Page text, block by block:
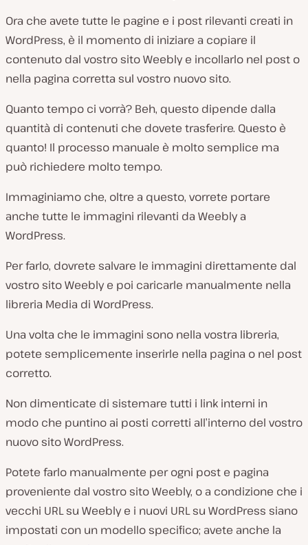
Ora che avete tutte le pagine e i post rilevanti creati in
WordPress, è il momento di iniziare a copiare il
contenuto dal vostro sito Weebly e incollarlo nel post o
nella pagina corretta sul vostro nuovo sito.
Quanto tempo ci vorrà? Beh, questo dipende dalla
quantità di contenuti che dovete trasferire. Questo è
quanto! Il processo manuale è molto semplice ma
può richiedere molto tempo.
Immaginiamo che, oltre a questo, vorrete portare
anche tutte le immagini rilevanti da Weebly a
WordPress.
Per farlo, dovrete salvare le immagini direttamente dal
vostro sito Weebly e poi caricarle manualmente nella
libreria Media di WordPress.
Una volta che le immagini sono nella vostra libreria,
potete semplicemente inserirle nella pagina o nel post
corretto.
Non dimenticate di sistemare tutti i link interni in
modo che puntino ai posti corretti all’interno del vostro
nuovo sito WordPress.
Potete farlo manualmente per ogni post e pagina
proveniente dal vostro sito Weebly, o a condizione che i
vecchi URL su Weebly e i nuovi URL su WordPress siano
impostati con un modello specifico; avete anche la